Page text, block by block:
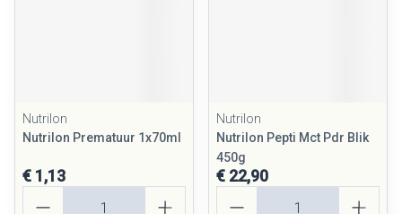
Nutrilon
Nutrilon Prematuur 1x70ml
€ 1,13
Nutrilon
Nutrilon Pepti Mct Pdr Blik
450g
€ 22,90